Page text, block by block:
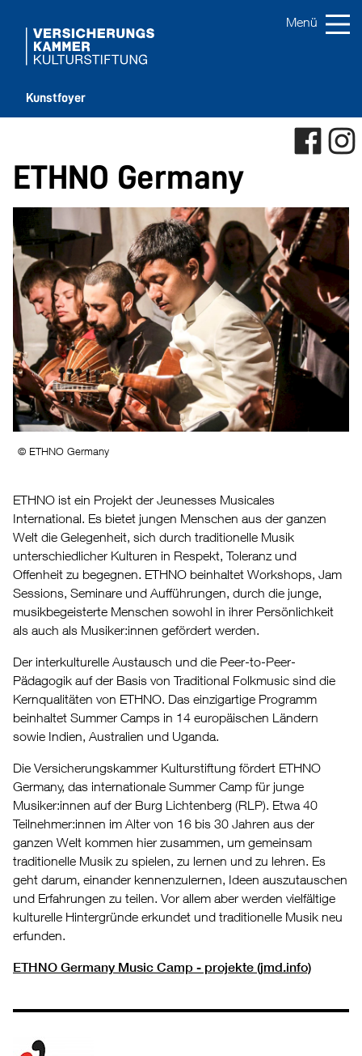
Kunstfoyer
ETHNO Germany
© ETHNO Germany
ETHNO ist ein Projekt der Jeunesses Musicales
International. Es bietet jungen Menschen aus der ganzen
Welt die Gelegenheit, sich durch traditionelle Musik
unterschiedlicher Kulturen in Respekt, Toleranz und
Offenheit zu begegnen. ETHNO beinhaltet Workshops, Jam
Sessions, Seminare und Aufführungen, durch die junge,
musikbegeisterte Menschen sowohl in ihrer Persönlichkeit
als auch als Musiker:innen gefördert werden.
Der interkulturelle Austausch und die Peer-to-Peer-
Pädagogik auf der Basis von Traditional Folkmusic sind die
Kernqualitäten von ETHNO. Das einzigartige Programm
beinhaltet Summer Camps in 14 europäischen Ländern
sowie Indien, Australien und Uganda.
Die Versicherungskammer Kulturstiftung fördert ETHNO
Germany, das internationale Summer Camp für junge
Musiker:innen auf der Burg Lichtenberg (RLP). Etwa 40
Teilnehmer:innen im Alter von 16 bis 30 Jahren aus der
ganzen Welt kommen hier zusammen, um gemeinsam
traditionelle Musik zu spielen, zu lernen und zu lehren. Es
geht darum, einander kennenzulernen, Ideen auszutauschen
und Erfahrungen zu teilen. Vor allem aber werden vielfältige
kulturelle Hintergründe erkundet und traditionelle Musik neu
erfunden.
ETHNO Germany Music Camp - projekte (jmd.info)